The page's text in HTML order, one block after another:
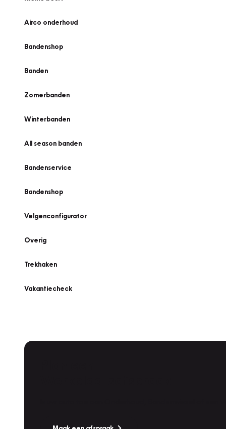
Airco onderhoud
Bandenshop
Banden
Zomerbanden
Winterbanden
All season banden
Bandenservice
Bandenshop
Velgenconfigurator
Overig
Trekhaken
Vakantiecheck